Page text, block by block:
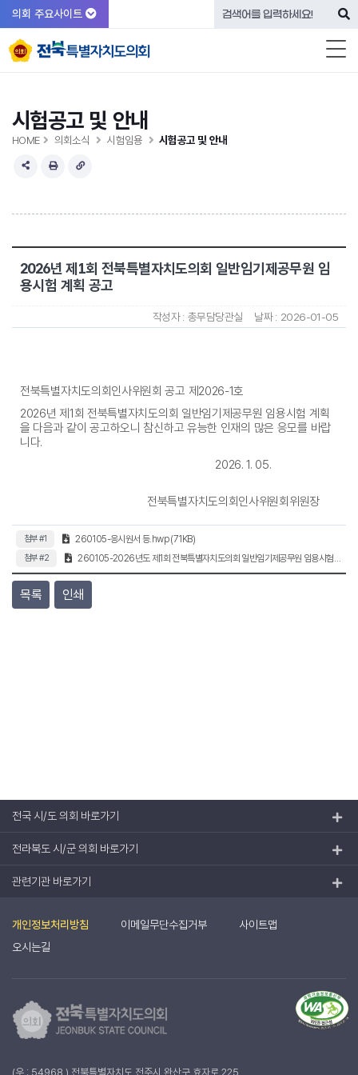
의회 주요사이트
시험공고 및 안내
HOME 의회소식 시험임용 시험공고 및 안내
2026년 제1회 전북특별자치도의회 일반임기제공무원 임
용시험 계획 공고
작성자 : 총무담당관실 날짜 : 2026-01-05
전북특별자치도의회인사위원회 공고 제2026-1호
2026년 제1회 전북특별자치도의회 일반임기제공무원 임용시험 계획
을 다음과 같이 공고하오니 참신하고 유능한 인재의 많은 응모를 바랍
니다.
2026. 1. 05.
전북특별자치도의회인사위원회위원장
첨부 #1 260105-응시원서 등.hwp (71KB)
첨부 #2 260105-2026년도 제1회 전북특별자치도의회 일반임기제공무원 임용시험 계획공고.hwp (104KB)
목록 인쇄
전국 시/도 의회 바로가기
전라북도 시/군 의회 바로가기
관련기관 바로가기
개인정보처리방침 이메일무단수집거부
사이트맵
오시는길
(우 : 54968 ) 전북특별자치도 전주시 완산구 효자로 225